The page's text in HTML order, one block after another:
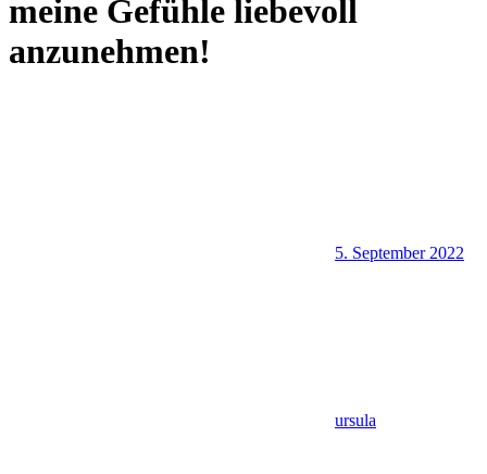
meine Gefühle liebevoll
anzunehmen!
5. September 2022
ursula